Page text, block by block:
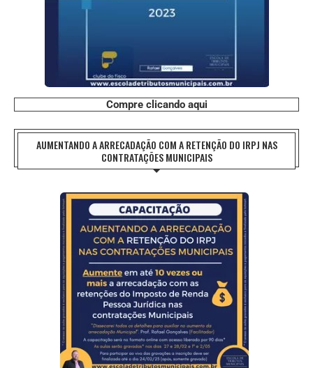
Compre clicando aqui
AUMENTANDO A ARRECADAÇÃO COM A RETENÇÃO DO IRPJ NAS
CONTRATAÇÕES MUNICIPAIS